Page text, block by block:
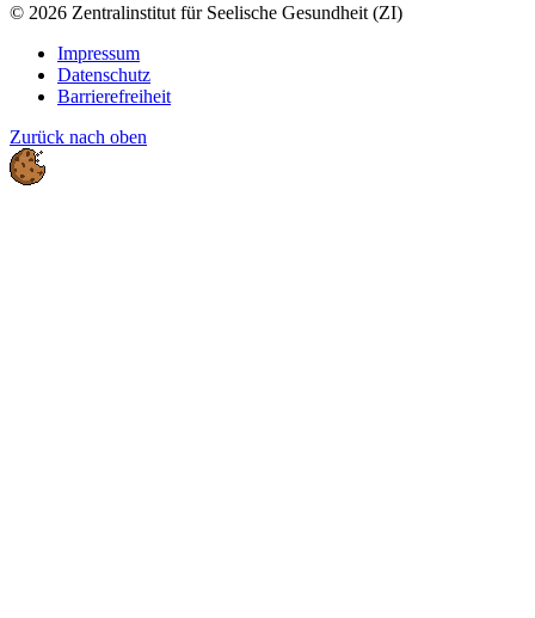
© 2026 Zentralinstitut für Seelische Gesundheit (ZI)
Impressum
Datenschutz
Barrierefreiheit
Zurück nach oben